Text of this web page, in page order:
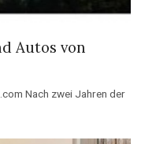
Autos von
Nach zwei Jahren der